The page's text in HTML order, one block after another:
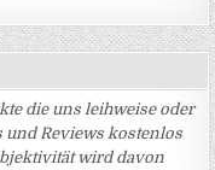
die uns leihweise oder
und Reviews kostenlos
wird davon